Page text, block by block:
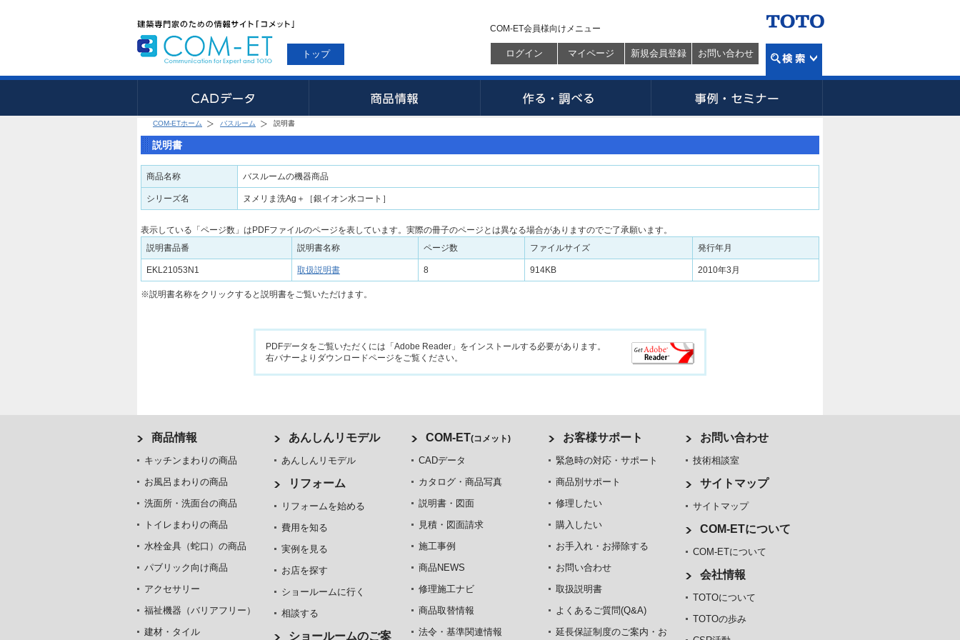
トップ
COM-ET会員様向けメニュー
ログイン マイページ 新規会員登録 お問い合わせ
COM-ETホーム バスルーム 説明書
説明書
商品名称 バスルームの機器商品
シリーズ名 ヌメリま洗Ag＋［銀イオン水コート］
表示している「ページ数」はPDFファイルのページを表しています。実際の冊子のページとは異なる場合がありますのでご了承願います。
説明書品番
説明書名称 ページ数 ファイルサイズ 発行年月
EKL21053N1 取扱説明書 8 914KB 2010年3月
※説明書名称をクリックすると説明書をご覧いただけます。
PDFデータをご覧いただくには「Adobe Reader」をインストールする必要があります。
右バナーよりダウンロードページをご覧ください。
商品情報
キッチンまわりの商品
お風呂まわりの商品
洗面所・洗面台の商品
トイレまわりの商品
水栓金具（蛇口）の商品
パブリック向け商品
アクセサリー
福祉機器（バリアフリー）
建材・タイル
あんしんリモデル
あんしんリモデル
リフォーム
リフォームを始める
費用を知る
実例を見る
お店を探す
ショールームに行く
相談する
ショールームのご案
COM-ET(コメット)
CADデータ
カタログ・商品写真
説明書・図面
見積・図面請求
施工事例
商品NEWS
修理施工ナビ
商品取替情報
法令・基準関連情報
お客様サポート
緊急時の対応・サポート
商品別サポート
修理したい
購入したい
お手入れ・お掃除する
お問い合わせ
取扱説明書
よくあるご質問(Q&A)
延長保証制度のご案内・お
お問い合わせ
技術相談室
サイトマップ
サイトマップ
COM-ETについて
COM-ETについて
会社情報
TOTOについて
TOTOの歩み